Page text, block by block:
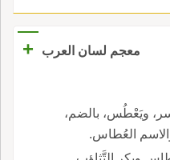
معجم لسان العرب
+
ويَعْطُس، بالضم،
العُطاس.